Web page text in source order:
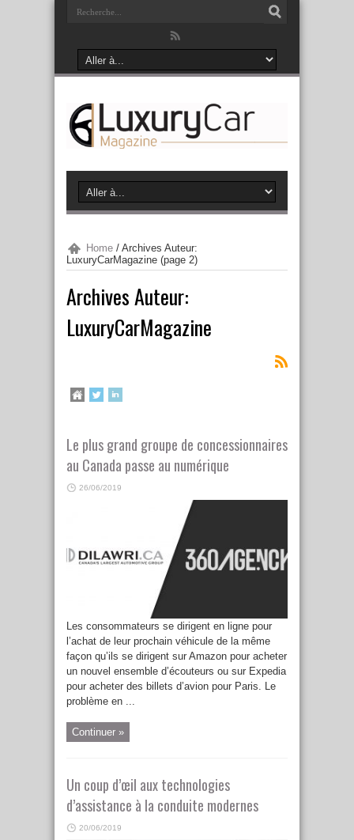
Home / Archives Auteur:
LuxuryCarMagazine (page 2)
Archives Auteur:
LuxuryCarMagazine
Le plus grand groupe de concessionnaires
au Canada passe au numérique
26/06/2019
Les consommateurs se dirigent en ligne pour
l’achat de leur prochain véhicule de la même
façon qu’ils se dirigent sur Amazon pour acheter
un nouvel ensemble d’écouteurs ou sur Expedia
pour acheter des billets d’avion pour Paris. Le
problème en ...
Continuer »
Un coup d’œil aux technologies
d’assistance à la conduite modernes
20/06/2019